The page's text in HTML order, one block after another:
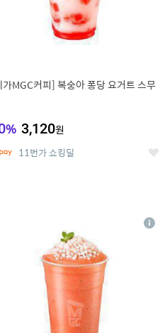
MGC커피] 복숭아 퐁당 요거트 스무
% 3,120원
11번가 쇼킹딜 좋
상